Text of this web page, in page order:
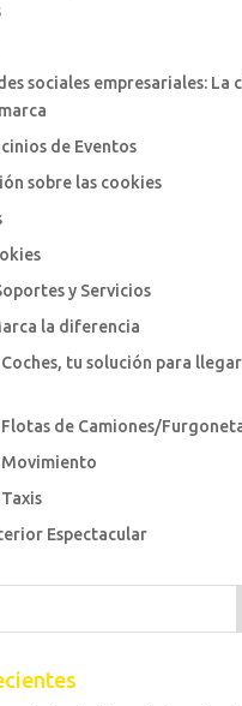
sociales empresariales: La
de Eventos
sobre las cookies
y Servicios
la diferencia
tu solución para llegar
de Camiones/
Espectacular